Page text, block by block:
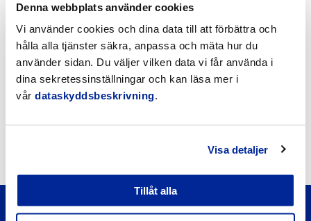
Denna webbplats använder cookies
Vi använder cookies och dina data till att förbättra och
hålla alla tjänster säkra, anpassa och mäta hur du
använder sidan. Du väljer vilken data vi får använda i
dina sekretessinställningar och kan läsa mer i
vår dataskyddsbeskrivning.
Visa detaljer
Tillåt alla
Händelsekalender
Möteskalender
Nyheter